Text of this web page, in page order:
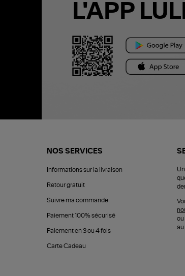
L'APP
NOS SERVICES
Informations sur la livraison
Retour gratuit
Suivre ma commande
Paiement 100% sécurisé
Paiement en 3 ou 4 fois
Carte Cadeau
ou
au